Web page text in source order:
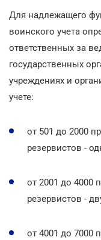
Для надлежащего
воинского учета
ответственных за
государственных
учреждениях и
учете:
от 501 до 2000
резервистов -
от 2001 до 4000
резервистов -
от 4001 до 7000